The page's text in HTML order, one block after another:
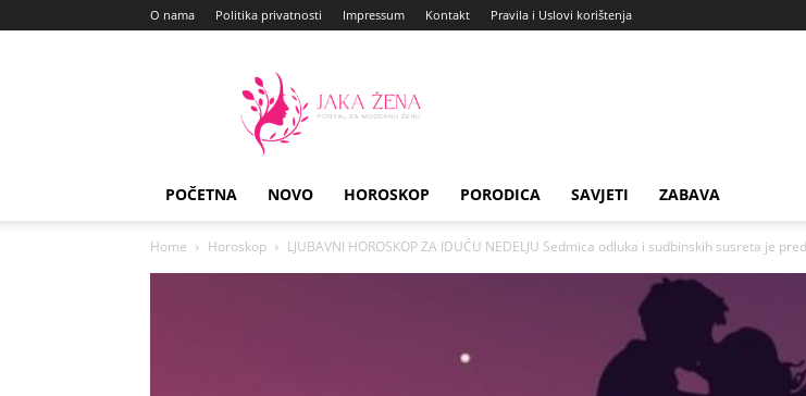
O nama Politika privatnosti Impressum Kontakt Pravila i Uslovi korištenja
Zena
POČETNA NOVO HOROSKOP PORODICA SAVJETI ZABAVA
Home Horoskop LJUBAVNI HOROSKOP ZA IDUĆU NEDELJU Sedmica odluka i sudbinskih susreta je